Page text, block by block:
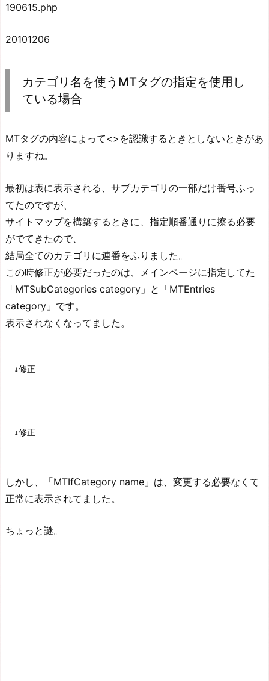
190615.php
20101206
カテゴリ名を使うMTタグの指定を使用し
ている場合
MTタグの内容によって<>を認識するときとしないときがあ
りますね。
最初は表に表示される、サブカテゴリの一部だけ番号ふっ
てたのですが、
サイトマップを構築するときに、指定順番通りに擦る必要
がでてきたので、
結局全てのカテゴリに連番をふりました。
この時修正が必要だったのは、メインページに指定してた
「MTSubCategories category」と「MTEntries
category」です。
表示されなくなってました。
しかし、「MTIfCategory name」は、変更する必要なくて
正常に表示されてました。
ちょっと謎。